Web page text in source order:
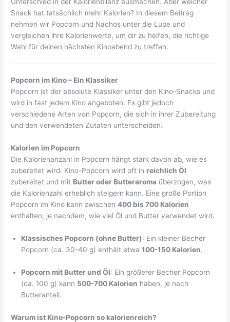
Snack hat tatsächlich mehr Kalorien? In diesem Beitrag
nehmen wir Popcorn und Nachos unter die Lupe und
vergleichen ihre Kalorienwerte, um dir zu helfen, die richtige
Wahl für deinen nächsten Kinoabend zu treffen.
Popcorn im Kino – Ein Klassiker
Popcorn ist der absolute Klassiker unter den Kino-Snacks und
wird in fast jedem Kino angeboten. Es gibt jedoch
verschiedene Arten von Popcorn, die sich in ihrer Zubereitung
und den verwendeten Zutaten unterscheiden.
Kalorien im Popcorn
Die Kalorienanzahl in Popcorn hängt stark davon ab, wie es
zubereitet wird. Kino-Popcorn wird oft in reichlich Öl
zubereitet und mit Butter oder Butteraroma überzogen, was
die Kalorienzahl erheblich steigern kann. Eine große Portion
Popcorn im Kino kann zwischen400 bis 700 Kalorien
enthalten, je nachdem, wie viel Öl und Butter verwendet wird.
Klassisches Popcorn (ohne Butter): Ein kleiner Becher
Popcorn (ca. 30-40 g) enthält etwa100-150 Kalorien.
Popcorn mit Butter und Öl: Ein größerer Becher Popcorn
(ca. 100 g) kann 500-700 Kalorien haben, je nach
Butteranteil.
Warum ist Kino-Popcorn so kalorienreich?